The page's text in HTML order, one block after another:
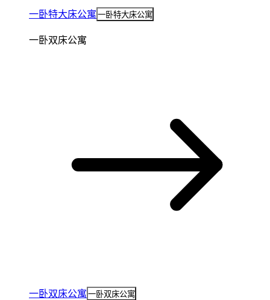
一卧特大床公寓 一卧特大床公寓
一卧双床公寓
一卧双床公寓 一卧双床公寓